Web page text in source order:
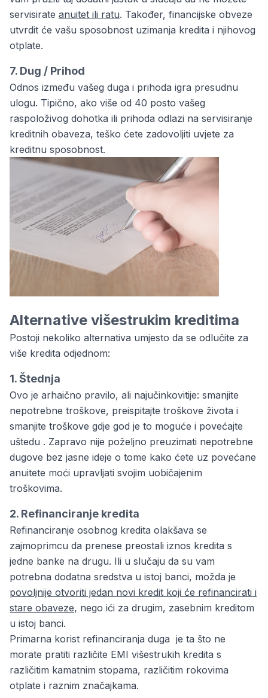
servisirate anuitet ili ratu. Također, financijske obveze
utvrdit će vašu sposobnost uzimanja kredita i njihovog
otplate.
7. Dug / Prihod
Odnos između vašeg duga i prihoda igra presudnu
ulogu. Tipično, ako više od 40 posto vašeg
raspoloživog dohotka ili prihoda odlazi na servisiranje
kreditnih obaveza, teško ćete zadovoljiti uvjete za
kreditnu sposobnost.
Alternative višestrukim kreditima
Postoji nekoliko alternativa umjesto da se odlučite za
više kredita odjednom:
1. Štednja
Ovo je arhaično pravilo, ali najučinkovitije: smanjite
nepotrebne troškove, preispitajte troškove života i
smanjite troškove gdje god je to moguće i povećajte
uštedu . Zapravo nije poželjno preuzimati nepotrebne
dugove bez jasne ideje o tome kako ćete uz povećane
anuitete moći upravljati svojim uobičajenim
troškovima.
2. Refinanciranje kredita
Refinanciranje osobnog kredita olakšava se
zajmoprimcu da prenese preostali iznos kredita s
jedne banke na drugu. Ili u slučaju da su vam
potrebna dodatna sredstva u istoj banci, možda je
povoljnije otvoriti jedan novi kredit koji će refinancirati i
stare obaveze, nego ići za drugim, zasebnim kreditom
u istoj banci.
Primarna korist refinanciranja duga je ta što ne
morate pratiti različite EMI višestrukih kredita s ​​
različitim kamatnim stopama, različitim rokovima
otplate i raznim značajkama.